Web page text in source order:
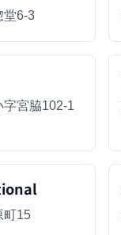
堂6-3
宮脇102-1
町15